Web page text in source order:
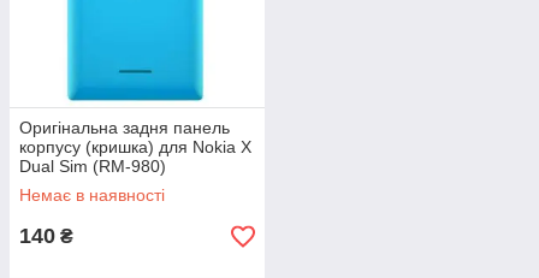
Оригінальна задня панель
корпусу (кришка) для Nokia X
Dual Sim (RM-980)
(Блакитна)
Немає в наявності
140 ₴